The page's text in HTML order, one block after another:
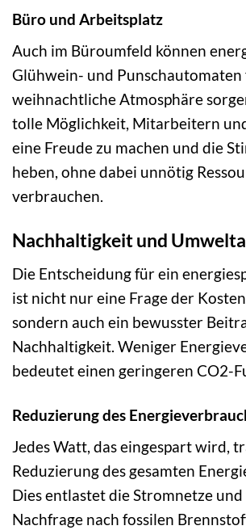
Büro und Arbeitsplatz
Auch im Büroumfeld können
Glühwein- und Punschautomaten
weihnachtliche Atmosphäre
tolle Möglichkeit, Mitarbeitern
eine Freude zu machen und die
heben, ohne dabei unnötig
verbrauchen.
Nachhaltigkeit und
Die Entscheidung für ein
ist nicht nur eine Frage der
sondern auch ein bewusster
Nachhaltigkeit. Weniger
bedeutet einen geringeren CO2-
Reduzierung des
Jedes Watt, das eingespart wird,
Reduzierung des gesamten
Dies entlastet die Stromnetze
Nachfrage nach fossilen